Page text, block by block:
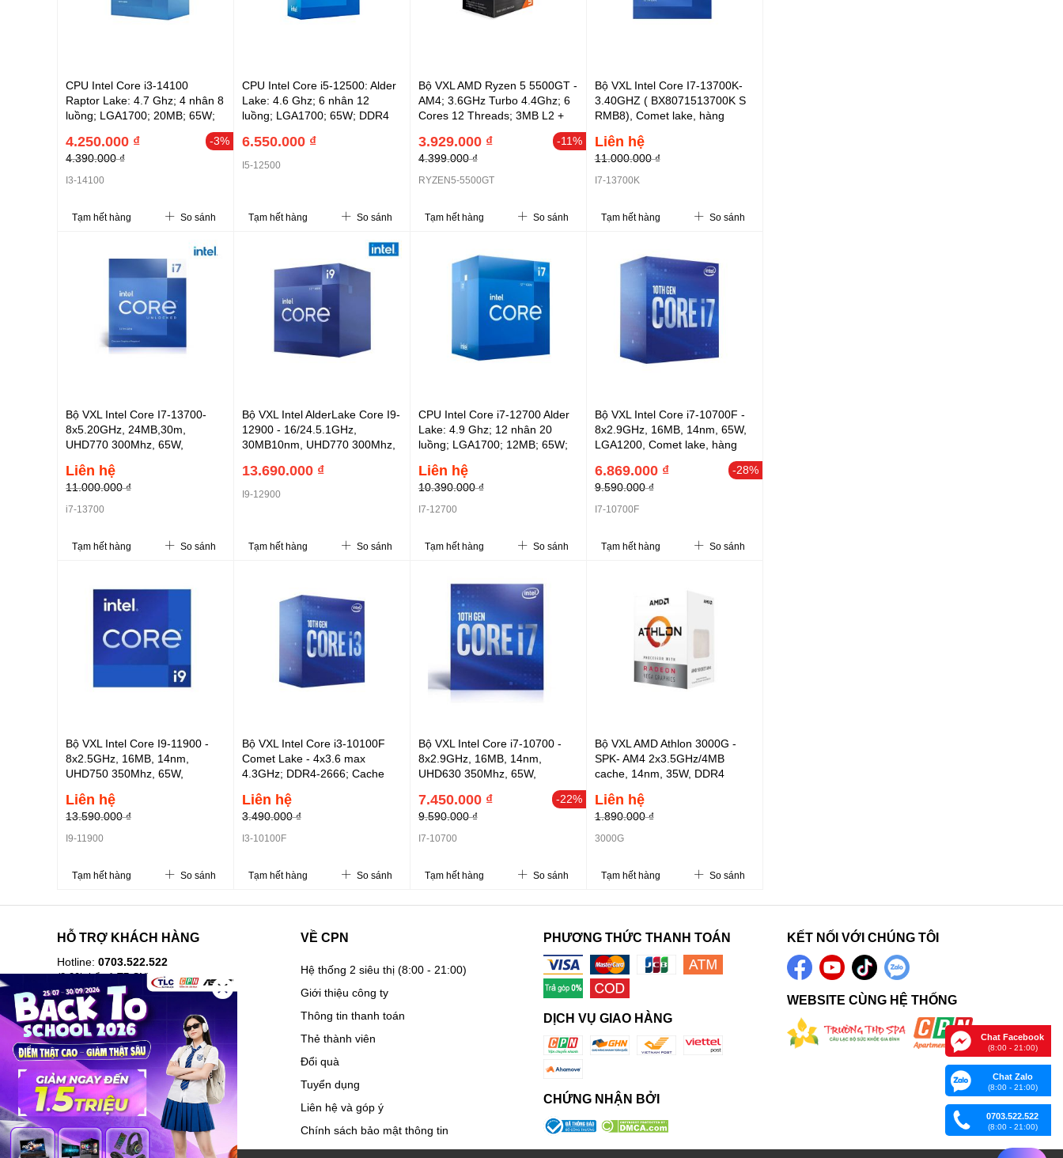
CPU Intel Core i3-14100
Raptor Lake: 4.7 Ghz; 4 nhân 8
luồng; LGA1700; 20MB; 65W;
DDR4 3200+ DDR5 4800; UHD
730; 3Y (I3-14100)
-3%
4.250.000 ₫
4.390.000 ₫
I3-14100
Tạm hết hàng So sánh
CPU Intel Core i5-12500: Alder
Lake: 4.6 Ghz; 6 nhân 12
luồng; LGA1700; 65W; DDR4
3Y (i5-12500)
6.550.000 ₫
I5-12500
Tạm hết hàng So sánh
Bộ VXL AMD Ryzen 5 5500GT -
AM4; 3.6GHz Turbo 4.4Ghz; 6
Cores 12 Threads; 3MB L2 +
16MB L3; 65W, DDR4-3200;
Radeon Vega 7 1.8TFLOPS;
Q1-2024
-11%
3.929.000 ₫
4.399.000 ₫
RYZEN5-5500GT
Tạm hết hàng So sánh
Bộ VXL Intel Core I7-13700K-
3.40GHZ ( BX8071513700K S
RMB8), Comet lake, hàng
Liên hệ
11.000.000 ₫
I7-13700K
Tạm hết hàng So sánh
Bộ VXL Intel Core I7-13700-
8x5.20GHz, 24MB,30m,
UHD770 300Mhz, 65W,
chính hãng
Liên hệ
11.000.000 ₫
i7-13700
Tạm hết hàng So sánh
Bộ VXL Intel AlderLake Core I9-
12900 - 16/24.5.1GHz,
30MB10nm, UHD770 300Mhz,
hàng chính hãng
13.690.000 ₫
I9-12900
Tạm hết hàng So sánh
CPU Intel Core i7-12700 Alder
Lake: 4.9 Ghz; 12 nhân 20
luồng; LGA1700; 12MB; 65W;
770; 3Y (i7-12700)
Liên hệ
10.390.000 ₫
I7-12700
Tạm hết hàng So sánh
Bộ VXL Intel Core i7-10700F -
8x2.9GHz, 16MB, 14nm, 65W,
LGA1200, Comet lake, hàng
chính hãng (phải dùng thêm
VGA rời)
-28%
6.869.000 ₫
9.590.000 ₫
I7-10700F
Tạm hết hàng So sánh
Bộ VXL Intel Core I9-11900 -
8x2.5GHz, 16MB, 14nm,
UHD750 350Mhz, 65W,
chính hãng
Liên hệ
13.590.000 ₫
I9-11900
Tạm hết hàng So sánh
Bộ VXL Intel Core i3-10100F
Comet Lake - 4x3.6 max
4.3GHz; DDR4-2666; Cache
(phải dùng thêm VGA rời)
Liên hệ
3.490.000 ₫
I3-10100F
Tạm hết hàng So sánh
Bộ VXL Intel Core i7-10700 -
8x2.9GHz, 16MB, 14nm,
UHD630 350Mhz, 65W,
LGA1200, Comet lake, hàng
chính hãng
-22%
7.450.000 ₫
9.590.000 ₫
I7-10700
Tạm hết hàng So sánh
Bộ VXL AMD Athlon 3000G -
SPK- AM4 2x3.5GHz/4MB
cache, 14nm, 35W, DDR4
Graphics
Liên hệ
1.890.000 ₫
3000G
Tạm hết hàng So sánh
HỖ TRỢ KHÁCH HÀNG
Hotline: 0703.522.522
(8-20h kể cả T7,CN)
Hướng dẫn mua hàng
Câu hỏi thường gặp
Lịch sử mua hàng
Hóa đơn điện tử
Vận chuyển và giao nhận
Hướng dẫn trả góp
Chính sách bảo hành, đổi trả
VỀ CPN
Hệ thống 2 siêu thị(8:00 - 21:00)
Giới thiệu công ty
Thông tin thanh toán
Thẻ thành viên
Đổi quà
Tuyển dụng
Liên hệ và góp ý
Chính sách bảo mật thông tin
PHƯƠNG THỨC THANH TOÁN
DỊCH VỤ GIAO HÀNG
CHỨNG NHẬN BỞI
KẾT NỐI VỚI CHÚNG TÔI
WEBSITE CÙNG HỆ THỐNG
Chat Facebook
(8:00 - 21:00)
Chat Zalo
(8:00 - 21:00)
0703.522.522
(8:00 - 21:00)